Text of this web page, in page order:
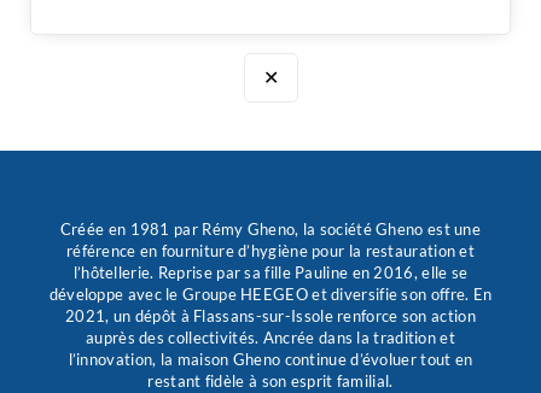
✕
Créée en 1981 par Rémy Gheno, la société Gheno est une
référence en fourniture d’hygiène pour la restauration et
l’hôtellerie. Reprise par sa fille Pauline en 2016, elle se
développe avec le Groupe HEEGEO et diversifie son offre. En
2021, un dépôt à Flassans-sur-Issole renforce son action
auprès des collectivités. Ancrée dans la tradition et
l’innovation, la maison Gheno continue d’évoluer tout en
restant fidèle à son esprit familial.